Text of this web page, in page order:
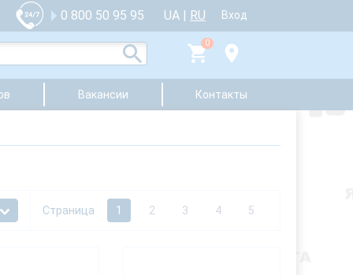
0 800 50 95 95 UA | RU Вход
0
Вакансии Контакты
Страница 1 2 3 4 5